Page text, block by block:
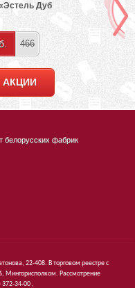
Дуб
466
АКЦИИ
белорусских фабрик
22-408. В торговом реестре с
Мингорисполком. Рассмотрение
372-34-00 ,